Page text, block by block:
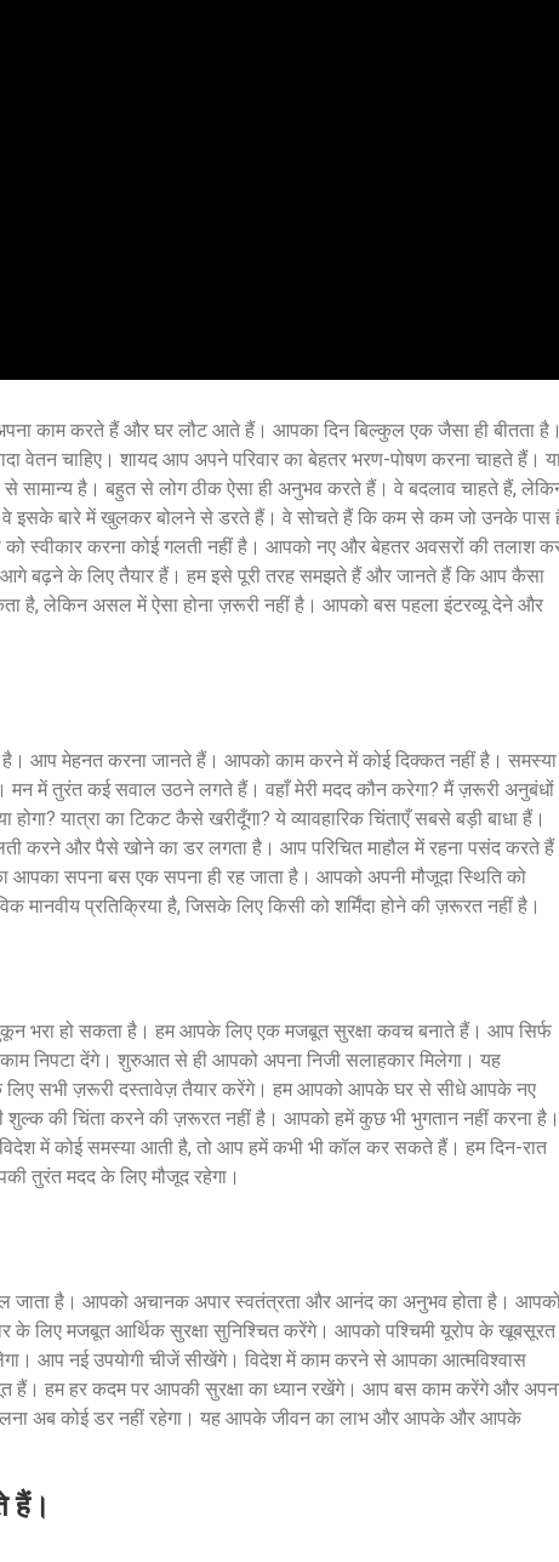
काम करते हैं और घर लौट आते हैं। आपका दिन बिल्कुल एक जैसा ही बीतता है।
चाहिए। शायद आप अपने परिवार का बेहतर भरण-पोषण करना चाहते हैं।
सामान्य है। बहुत से लोग ठीक ऐसा ही अनुभव करते हैं। वे बदलाव चाहते हैं,
वे इसके बारे में खुलकर बोलने से डरते हैं। वे सोचते हैं कि कम से कम जो उनके पास
को स्वीकार करना कोई गलती नहीं है। आपको नए और बेहतर अवसरों की तलाश
बढ़ने के लिए तैयार हैं। हम इसे पूरी तरह समझते हैं और जानते हैं कि आप कैसा
है, लेकिन असल में ऐसा होना ज़रूरी नहीं है। आपको बस पहला इंटरव्यू देने और
है। आप मेहनत करना जानते हैं। आपको काम करने में कोई दिक्कत नहीं है।
में तुरंत कई सवाल उठने लगते हैं। वहाँ मेरी मदद कौन करेगा? मैं ज़रूरी अनुबंधों
यात्रा का टिकट कैसे खरीदूँगा? ये व्यावहारिक चिंताएँ सबसे बड़ी बाधा हैं।
करने और पैसे खोने का डर लगता है। आप परिचित माहौल में रहना पसंद करते
आपका सपना बस एक सपना ही रह जाता है। आपको अपनी मौजूदा स्थिति को
प्रतिक्रिया है, जिसके लिए किसी को शर्मिंदा होने की ज़रूरत नहीं है।
भरा हो सकता है। हम आपके लिए एक मजबूत सुरक्षा कवच बनाते हैं। आप सिर्फ
निपटा देंगे। शुरुआत से ही आपको अपना निजी सलाहकार मिलेगा। यह
लिए सभी ज़रूरी दस्तावेज़ तैयार करेंगे। हम आपको आपके घर से सीधे आपके नए
शुल्क की चिंता करने की ज़रूरत नहीं है। आपको हमें कुछ भी भुगतान नहीं करना है।
में कोई समस्या आती है, तो आप हमें कभी भी कॉल कर सकते हैं। हम दिन-रात
तुरंत मदद के लिए मौजूद रहेगा।
जाता है। आपको अचानक अपार स्वतंत्रता और आनंद का अनुभव होता है।
के लिए मजबूत आर्थिक सुरक्षा सुनिश्चित करेंगे। आपको पश्चिमी यूरोप के खूबसूरत
आप नई उपयोगी चीजें सीखेंगे। विदेश में काम करने से आपका आत्मविश्वास
हैं। हम हर कदम पर आपकी सुरक्षा का ध्यान रखेंगे। आप बस काम करेंगे और
अब कोई डर नहीं रहेगा। यह आपके जीवन का लाभ और आपके और आपके
हैं।